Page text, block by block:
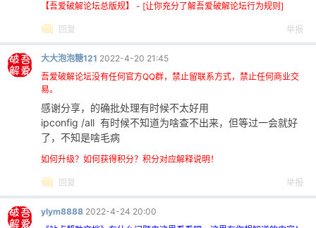
【吾爱破解论坛总版规】 - [让你充分了解吾爱破解论坛行为规则]
回复 举报
大大泡泡糖121 2022-4-20 21:45
吾爱破解论坛没有任何官方QQ群，禁止留联系方式，禁止任何商业交
易。
感谢分享，的确批处理有时候不太好用
ipconfig /all 有时候不知道为啥查不出来，但等过一会就好
了，不知是啥毛病
如何升级？如何获得积分？积分对应解释说明！
回复 举报
ylym8888 2022-4-24 20:00